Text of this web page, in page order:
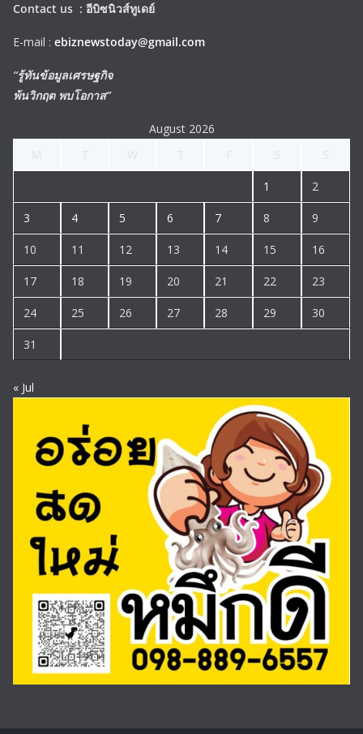
Contact us : อีบิซนิวส์ทูเดย์
E-mail : ebiznewstoday@gmail.com
“รู้ทันข้อมูลเศรษฐกิจ
พ้นวิกฤต พบโอกาส”
August 2026
1 2
3 4 5 6 7 8 9
10 11 12 13 14 15 16
17 18 19 20 21 22 23
24 25 26 27 28 29 30
31
« Jul